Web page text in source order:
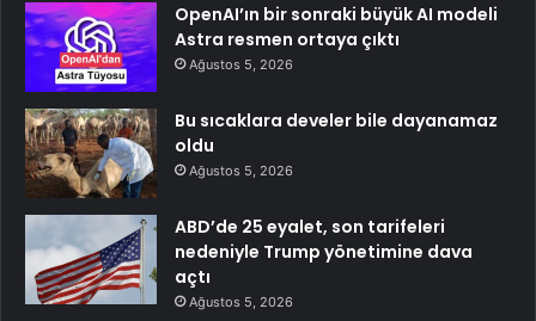
OpenAI’ın bir sonraki büyük AI modeli
Astra resmen ortaya çıktı
Ağustos 5, 2026
Bu sıcaklara develer bile dayanamaz
oldu
Ağustos 5, 2026
ABD’de 25 eyalet, son tarifeleri
nedeniyle Trump yönetimine dava
açtı
Ağustos 5, 2026